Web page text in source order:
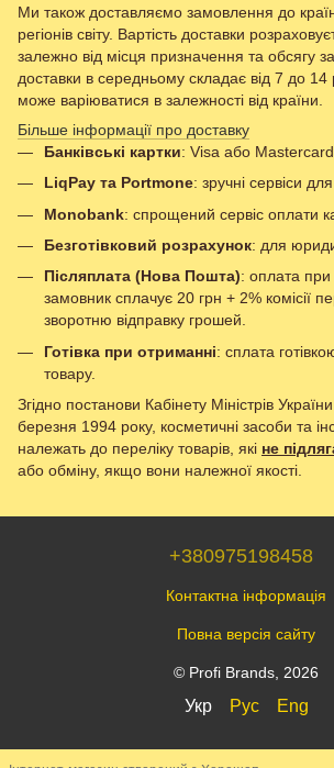
Ми також доставляємо замовлення до
регіонів світу. Вартість доставки
залежно від місця призначення та обсягу
доставки в середньому складає від 7 до 14
може варіюватися в залежності від країни.
Більше інформації про доставку
Банківські картки: Visa або Mastercard.
LiqPay та Portmone: зручні сервіси
Monobank: спрощений сервіс оплати
Безготівковий розрахунок: для
Післяплата (Нова Пошта): оплата
замовник сплачує 20 грн + 2% комісії
зворотню відправку грошей.
Готівка при отриманні: сплата
товару.
Згідно постанови Кабінету Міністрів
березня 1994 року, косметичні засоби та
належать до переліку товарів, які не
або обміну, якщо вони належної якості.
+380975198458
Контактна інформація
Повна версія сайту
© Profi Brands, 2026
Укр Рус Eng